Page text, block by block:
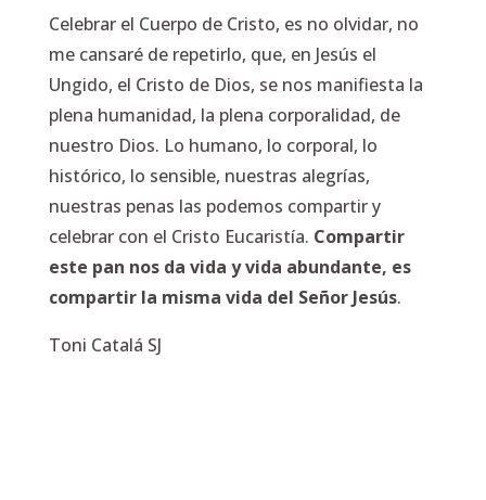
Celebrar el Cuerpo de Cristo, es no olvidar, no
me cansaré de repetirlo, que, en Jesús el
Ungido, el Cristo de Dios, se nos manifiesta la
plena humanidad, la plena corporalidad, de
nuestro Dios. Lo humano, lo corporal, lo
histórico, lo sensible, nuestras alegrías,
nuestras penas las podemos compartir y
celebrar con el Cristo Eucaristía. Compartir
este pan nos da vida y vida abundante, es
compartir la misma vida del Señor Jesús.
Toni Catalá SJ